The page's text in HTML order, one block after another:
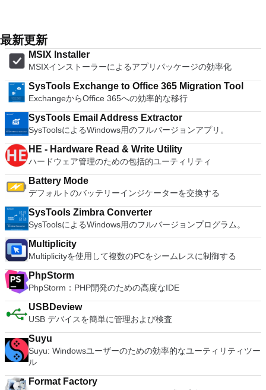
ューターへのログインに使用するのと同じユーザー名とパスワ
ードを入力するだけです。 WIN 7,8,8.1,10をサポートしま
す。 VNC ViewerのMacバージョンをお探しですか？ここから
ダウンロード
でのファイルやアーカイブに対応します。WinRARでは自己解
凍アーカイブやマルチボリュームアーカイブの作成もでき、リ
カバリー記録とリカバリー容量により物理的に損傷したアーカ
イブまで再構成することが可能です。
projects and putting them into the job queue. Features: Non-
linear video editing Apply filters and effects Transcode into
various formats Insert or extract audio streams Subtitle
processor Project system Powerful scripting capabilities
Graphical or command line interfaces Video encoders:
MPEG-4 AVC, XviD, MPEG-4 ASP, MPEG-2 Video, MPEG-1
Video, DV, ... Audio encoders: AC-3, AAC, MP3, MP2, Vorbis,
PCM, ... Container: AVI, MPEG-PS/TS, MP4, MKV, FLV, OGM,
...
最新更新
MSIX Installer
MSIXインストーラーによるアプリパッケージの効率化
SysTools Exchange to Office 365 Migration Tool
ExchangeからOffice 365への効率的な移行
SysTools Email Address Extractor
SysToolsによるWindows用のフルバージョンアプリ。
HE - Hardware Read & Write Utility
ハードウェア管理のための包括的ユーティリティ
Battery Mode
デフォルトのバッテリーインジケーターを交換する
SysTools Zimbra Converter
SysToolsによるWindows用のフルバージョンプログラム。
Multiplicity
Multiplicityを使用して複数のPCをシームレスに制御する
PhpStorm
PhpStorm：PHP開発のための高度なIDE
USBDeview
USB デバイスを簡単に管理および検査
Suyu
Suyu: Windowsユーザーのための効率的なユーティリティツー
ル
Format Factory